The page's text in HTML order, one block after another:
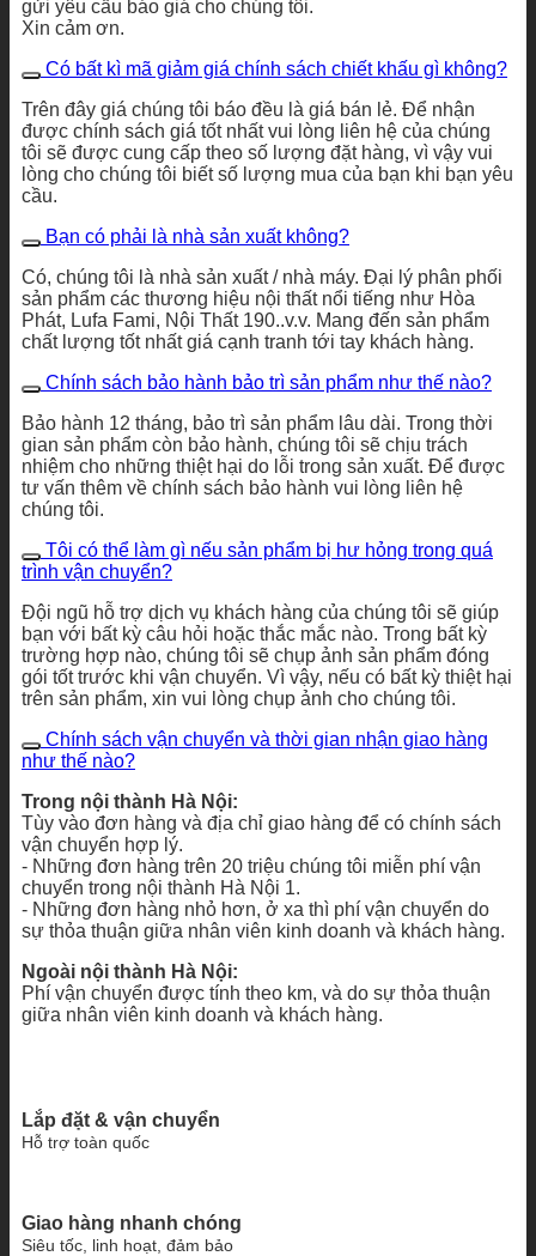
gửi yêu cầu báo giá cho chúng tôi.
Xin cảm ơn.
Có bất kì mã giảm giá chính sách chiết khấu gì không?
Trên đây giá chúng tôi báo đều là giá bán lẻ. Để nhận
được chính sách giá tốt nhất vui lòng liên hệ của chúng
tôi sẽ được cung cấp theo số lượng đặt hàng, vì vậy vui
lòng cho chúng tôi biết số lượng mua của bạn khi bạn yêu
cầu.
Bạn có phải là nhà sản xuất không?
Có, chúng tôi là nhà sản xuất / nhà máy. Đại lý phân phối
sản phẩm các thương hiệu nội thất nổi tiếng như Hòa
Phát, Lufa Fami, Nội Thất 190..v.v. Mang đến sản phẩm
chất lượng tốt nhất giá cạnh tranh tới tay khách hàng.
Chính sách bảo hành bảo trì sản phẩm như thế nào?
Bảo hành 12 tháng, bảo trì sản phẩm lâu dài. Trong thời
gian sản phẩm còn bảo hành, chúng tôi sẽ chịu trách
nhiệm cho những thiệt hại do lỗi trong sản xuất. Để được
tư vấn thêm về chính sách bảo hành vui lòng liên hệ
chúng tôi.
Tôi có thể làm gì nếu sản phẩm bị hư hỏng trong quá
trình vận chuyển?
Đội ngũ hỗ trợ dịch vụ khách hàng của chúng tôi sẽ giúp
bạn với bất kỳ câu hỏi hoặc thắc mắc nào. Trong bất kỳ
trường hợp nào, chúng tôi sẽ chụp ảnh sản phẩm đóng
gói tốt trước khi vận chuyển. Vì vậy, nếu có bất kỳ thiệt hại
trên sản phẩm, xin vui lòng chụp ảnh cho chúng tôi.
Chính sách vận chuyển và thời gian nhận giao hàng
như thế nào?
Trong nội thành Hà Nội:
Tùy vào đơn hàng và địa chỉ giao hàng để có chính sách
vận chuyển hợp lý.
- Những đơn hàng trên 20 triệu chúng tôi miễn phí vận
chuyển trong nội thành Hà Nội 1.
- Những đơn hàng nhỏ hơn, ở xa thì phí vận chuyển do
sự thỏa thuận giữa nhân viên kinh doanh và khách hàng.
Ngoài nội thành Hà Nội:
Phí vận chuyển được tính theo km, và do sự thỏa thuận
giữa nhân viên kinh doanh và khách hàng.
Lắp đặt & vận chuyển
Hỗ trợ toàn quốc
Giao hàng nhanh chóng
Siêu tốc, linh hoạt, đảm bảo